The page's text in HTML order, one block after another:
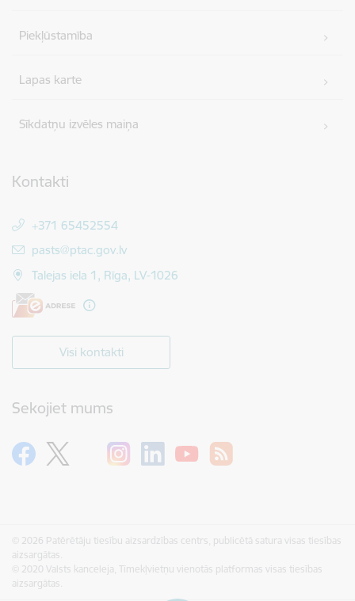
Piekļūstamība
Lapas karte
Sīkdatņu izvēles maiņa
Kontakti
+371 65452554
E-pasts:
pasts@ptac.gov.lv
Talejas iela 1, Rīga, LV-1026
Visi kontakti
Sekojiet mums
© 2026 Patērētāju tiesību aizsardzības centrs, publicētā satura visas tiesības
aizsargātas.
© 2020 Valsts kanceleja, Tīmekļvietņu vienotās platformas visas tiesības
aizsargātas.